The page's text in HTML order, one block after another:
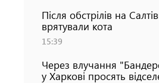
Після обстрілів на
врятували кота
15:39
Через влучання
у Харкові просять